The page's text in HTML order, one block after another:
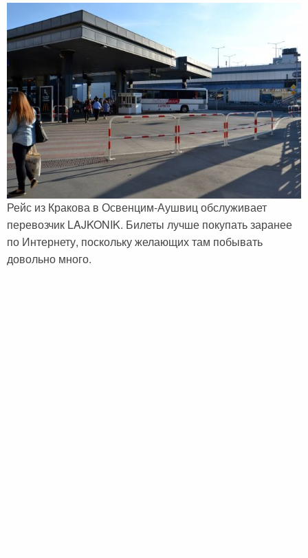
Рейс из Кракова в Освенцим-Аушвиц обслуживает
перевозчик LAJKONIK. Билеты лучше покупать заранее
по Интернету, поскольку желающих там побывать
довольно много.